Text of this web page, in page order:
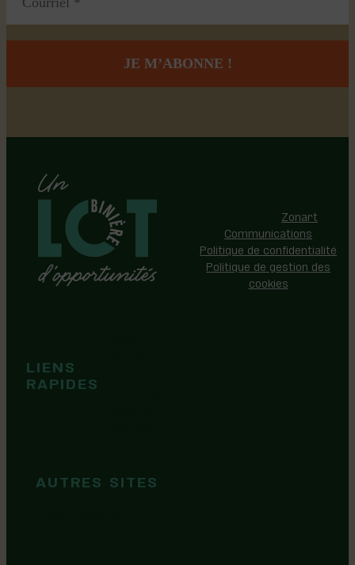
LIENS
RAPIDES
AUTRES SITES
Zonart
Communications
Politique de confidentialité
Politique de gestion des
cookies